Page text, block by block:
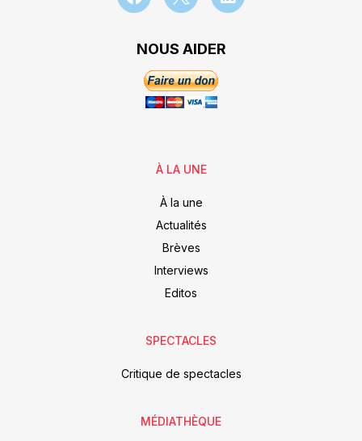
NOUS AIDER
À LA UNE
À la une
Actualités
Brèves
Interviews
Editos
SPECTACLES
Critique de spectacles
MÉDIATHÈQUE